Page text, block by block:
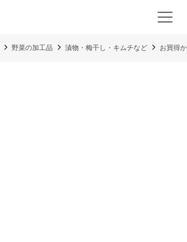
野菜の加工品 漬物・梅干し・キムチなど お買得